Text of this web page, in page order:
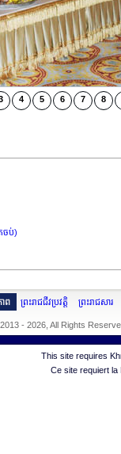
4 5 6 7 8
)
(តចប់)
ត)
ចប់)
ាព ព្រះរាជជីវប្រវត្តិ ព្រះរាជសារ
- 2026, All Rights
This site requires
Ce site requiert la